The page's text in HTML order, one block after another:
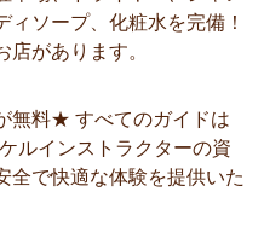
ィソープ、化粧水を完備！
店があります。
無料★ すべてのガイドは
ルインストラクターの資
全で快適な体験を提供いた